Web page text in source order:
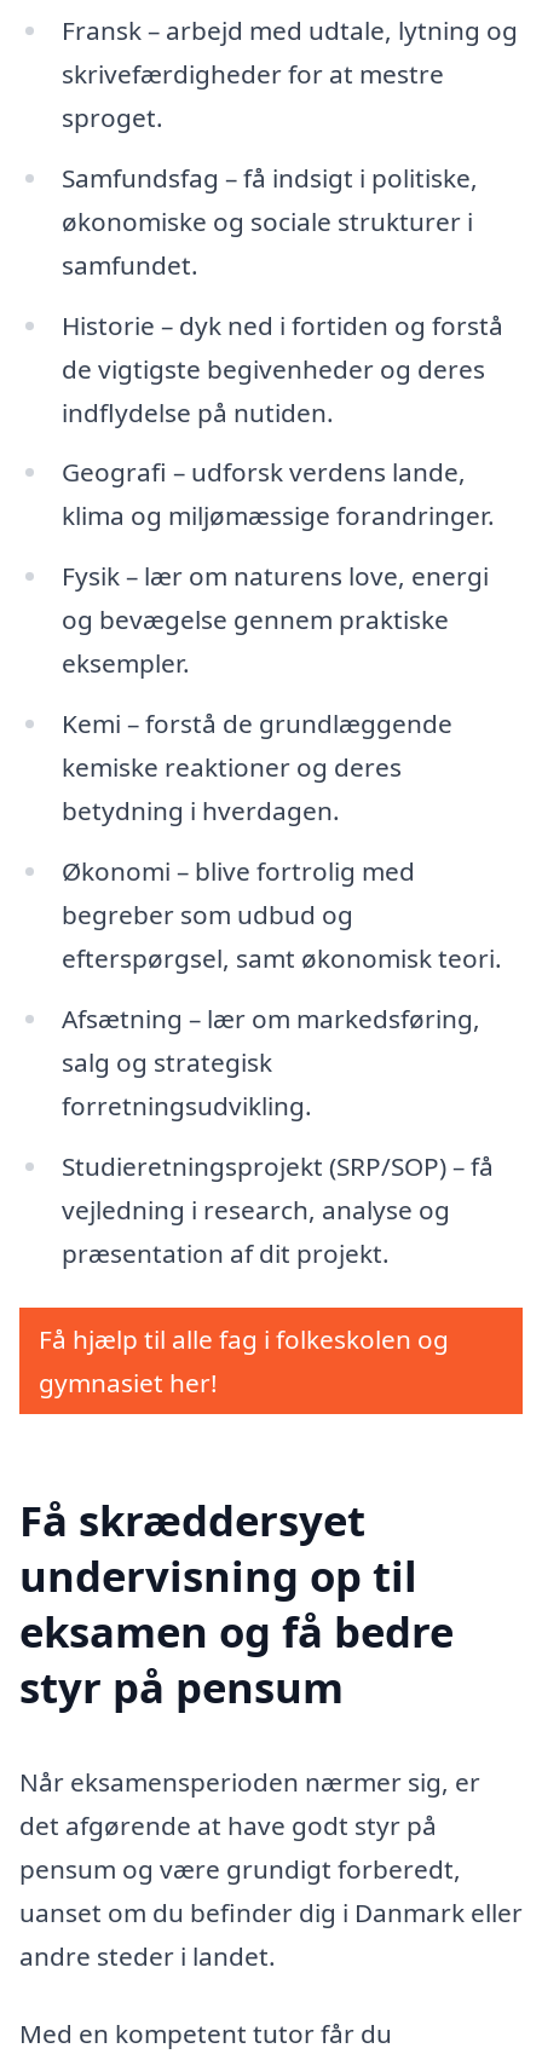
Fransk – arbejd med udtale, lytning og
skrivefærdigheder for at mestre
sproget.
Samfundsfag – få indsigt i politiske,
økonomiske og sociale strukturer i
samfundet.
Historie – dyk ned i fortiden og forstå
de vigtigste begivenheder og deres
indflydelse på nutiden.
Geografi – udforsk verdens lande,
klima og miljømæssige forandringer.
Fysik – lær om naturens love, energi
og bevægelse gennem praktiske
eksempler.
Kemi – forstå de grundlæggende
kemiske reaktioner og deres
betydning i hverdagen.
Økonomi – blive fortrolig med
begreber som udbud og
efterspørgsel, samt økonomisk teori.
Afsætning – lær om markedsføring,
salg og strategisk
forretningsudvikling.
Studieretningsprojekt (SRP/SOP) – få
vejledning i research, analyse og
præsentation af dit projekt.
Få hjælp til alle fag i folkeskolen og
gymnasiet her!
Få skræddersyet
undervisning op til
eksamen og få bedre
styr på pensum
Når eksamensperioden nærmer sig, er
det afgørende at have godt styr på
pensum og være grundigt forberedt,
uanset om du befinder dig i Danmark eller
andre steder i landet.
Med en kompetent tutor får du